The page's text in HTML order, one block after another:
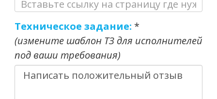
Техническое задание: *
(измените шаблон ТЗ для исполнителей
под ваши требования)